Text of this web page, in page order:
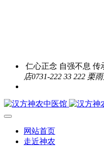
仁心正念 自强不息 传
店0731-222 33 222 栗
网站首页
走近神农